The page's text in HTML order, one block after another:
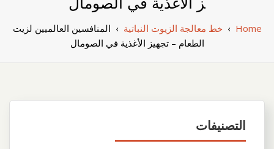
الخاص بك Home
› خط معالجة الزيوت النباتية › المنافسين العالميين لزيت
الطعام – تجهيز الأغذية في الصومال
التصنيفات